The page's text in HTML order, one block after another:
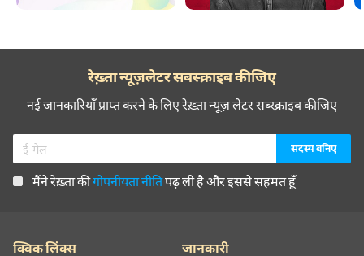
रेख़्ता न्यूज़लेटर सबस्क्राइब कीजिए
नई जानकारियाँ प्राप्त करने के लिए रेख़्ता न्यूज़ लेटर सब्स्क्राइब कीजिए
मैंने रेख़्ता कीगोपनीयता नीतिपढ़ ली है और इससे सहमत हूँ
क्विक लिंक्स जानकारी